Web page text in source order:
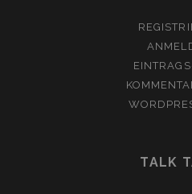
TALK